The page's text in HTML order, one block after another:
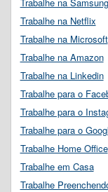
Trabalhe na Netflix
Trabalhe na Microsoft
Trabalhe na Amazon
Trabalhe na Linkedin
Trabalhe para o
Trabalhe para o
Trabalhe para o
Trabalhe Home Office
Trabalhe em Casa
Trabalhe